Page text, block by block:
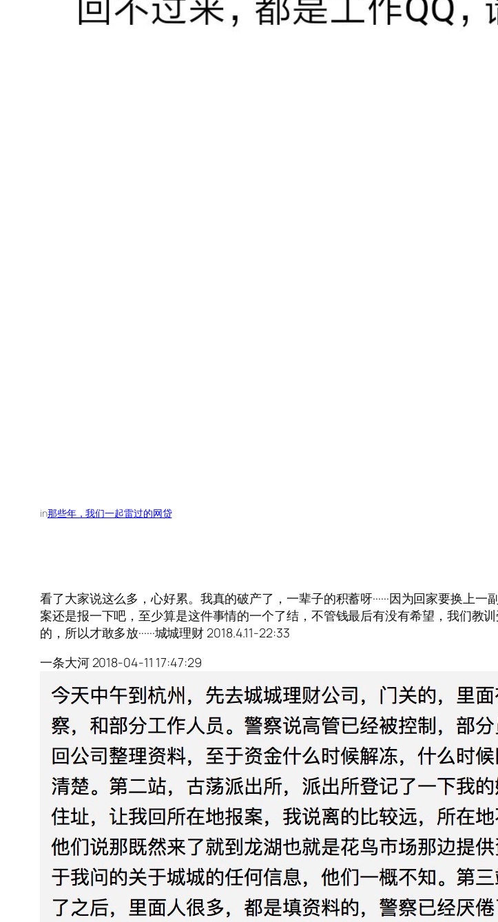
in那些年，我们一起雷过的网贷
看了大家说这么多，心好累。我真的破产了，一辈子的积蓄呀······因为回家要换上一
案还是报一下吧，至少算是这件事情的一个了结，不管钱最后有没有希望，我们教训
的，所以才敢多放······城城理财 2018.4.11-22:33
一条大河 2018-04-11 17:47:29